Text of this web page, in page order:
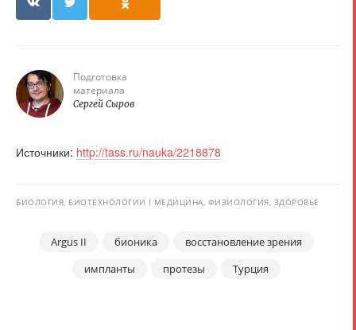
Подготовка
материала
Сергей Сыров
Источники: http://tass.ru/nauka/2218878
БИОЛОГИЯ, БИОТЕХНОЛОГИИ МЕДИЦИНА, ФИЗИОЛОГИЯ, ЗДОРОВЬЕ
Argus II бионика
восстановление зрения
импланты
протезы Турция